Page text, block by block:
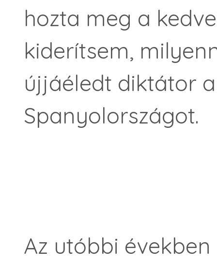
hozta meg a
kiderítsem,
újjáéledt diktátor
Spanyolországot.
Az utóbbi